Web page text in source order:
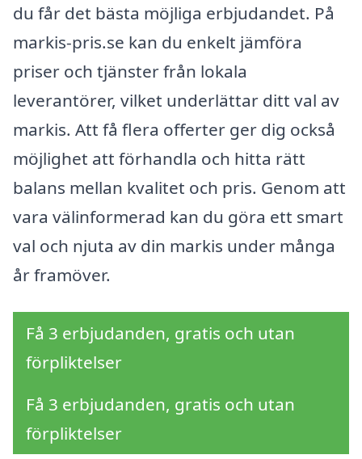
du får det bästa möjliga erbjudandet. På
markis-pris.se kan du enkelt jämföra
priser och tjänster från lokala
leverantörer, vilket underlättar ditt val av
markis. Att få flera offerter ger dig också
möjlighet att förhandla och hitta rätt
balans mellan kvalitet och pris. Genom att
vara välinformerad kan du göra ett smart
val och njuta av din markis under många
år framöver.
Få 3 erbjudanden, gratis och utan
förpliktelser
Få 3 erbjudanden, gratis och utan
förpliktelser